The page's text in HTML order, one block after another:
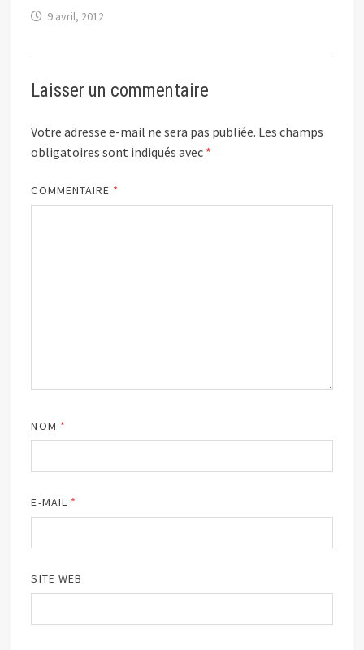
9 avril, 2012
Laisser un commentaire
Votre adresse e-mail ne sera pas publiée. Les champs
obligatoires sont indiqués avec *
COMMENTAIRE *
NOM *
E-MAIL *
SITE WEB